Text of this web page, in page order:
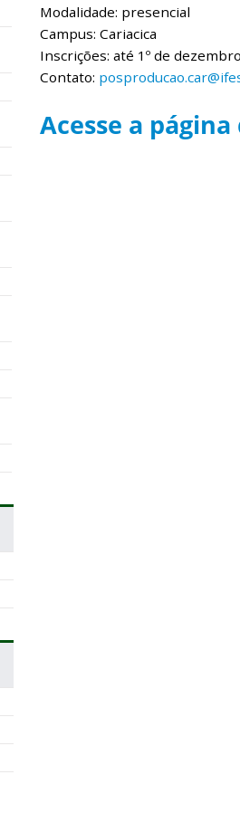
Modalidade: presencial
Campus: Cariacica
Inscrições: até 1º de
Contato:
Acesse a